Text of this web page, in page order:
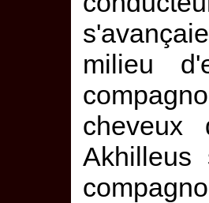
milieu
cheveux
Akhilleus